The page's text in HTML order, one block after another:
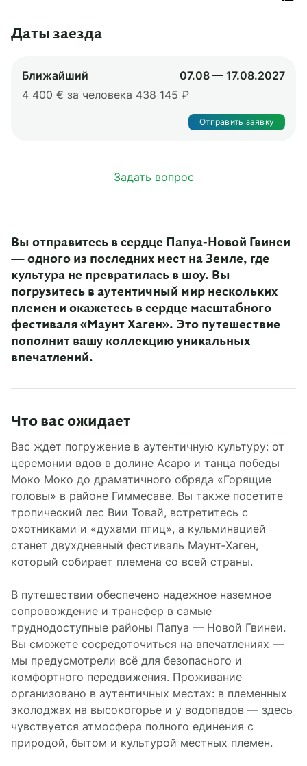
Вы отправитесь в сердце Папуа‑Новой Гвинеи
— одного из последних мест на Земле, где
культура не превратилась в шоу. Вы
погрузитесь в аутентичный мир нескольких
племен и окажетесь в сердце масштабного
фестиваля «Маунт Хаген». Это путешествие
пополнит вашу коллекцию уникальных
впечатлений.
Что вас ожидает
Вас ждет погружение в аутентичную культуру: от
церемонии вдов в долине Асаро и танца победы
Моко Моко до драматичного обряда «Горящие
головы» в районе Гиммесаве. Вы также посетите
тропический лес Вии Товай, встретитесь с
охотниками и «духами птиц», а кульминацией
станет двухдневный фестиваль Маунт‑Хаген,
который собирает племена со всей страны.
В путешествии обеспечено надежное наземное
сопровождение и трансфер в самые
труднодоступные районы Папуа — Новой Гвинеи.
Вы сможете сосредоточиться на впечатлениях —
мы предусмотрели всё для безопасного и
комфортного передвижения. Проживание
организовано в аутентичных местах: в племенных
эколоджах на высокогорье и у водопадов — здесь
чувствуется атмосфера полного единения с
природой, бытом и культурой местных племен.
Даты заезда
Ближайший
07.08 — 17.08.2027
4 400 € за человека 438 145 ₽
Отправить заявку
Задать вопрос